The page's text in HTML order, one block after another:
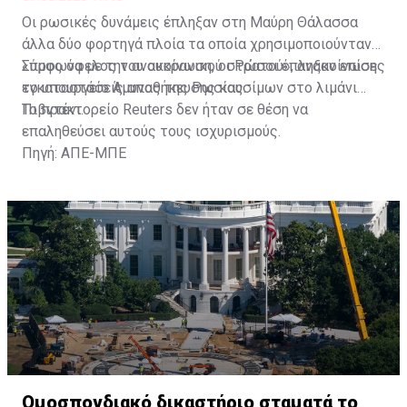
Οι ρωσικές δυνάμεις έπληξαν στη Μαύρη Θάλασσα
άλλα δύο φορτηγά πλοία τα οποία χρησιμοποιούνταν
«προς όφελος του ουκρανικού στρατού», ανακοίνωσε
το υπουργείο Άμυνας της Ρωσίας.
Σύμφωνα με την ανακοίνωση, οι Ρώσοι έπληξαν επίσης
εγκαταστάσεις αποθήκευσης καυσίμων στο λιμάνι
Πιβντένι.
Το πρακτορείο Reuters δεν ήταν σε θέση να
επαληθεύσει αυτούς τους ισχυρισμούς.
Πηγή: ΑΠΕ-ΜΠΕ
Ομοσπονδιακό δικαστήριο σταματά το